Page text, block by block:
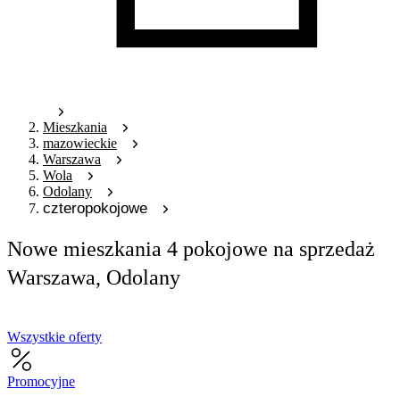
Mieszkania
mazowieckie
Warszawa
Wola
Odolany
czteropokojowe
Nowe mieszkania 4 pokojowe na sprzedaż
Warszawa, Odolany
Wszystkie oferty
Promocyjne